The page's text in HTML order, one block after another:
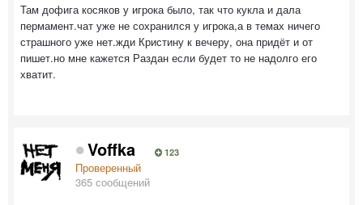
Там дофига косяков у игрока было, так что кукла и дала
пермамент.чат уже не сохранился у игрока,а в темах ничего
страшного уже нет.жди Кристину к вечеру, она придёт и от
пишет.но мне кажется Раздан если будет то не надолго его
хватит.
Voffka 123
Проверенный
365 сообщений